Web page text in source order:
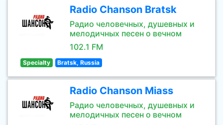
Radio Chanson Bratsk
Радио человечных, душевных и
мелодичных песен о вечном
102.1 FM
Specialty Bratsk, Russia
Radio Chanson Miass
Радио человечных, душевных и
мелодичных песен о вечном